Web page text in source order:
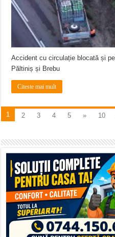
Accident cu circulație blocată și
Păltiniș și Brebu
Citeste mai mult
1 2 3 4 5 » 10